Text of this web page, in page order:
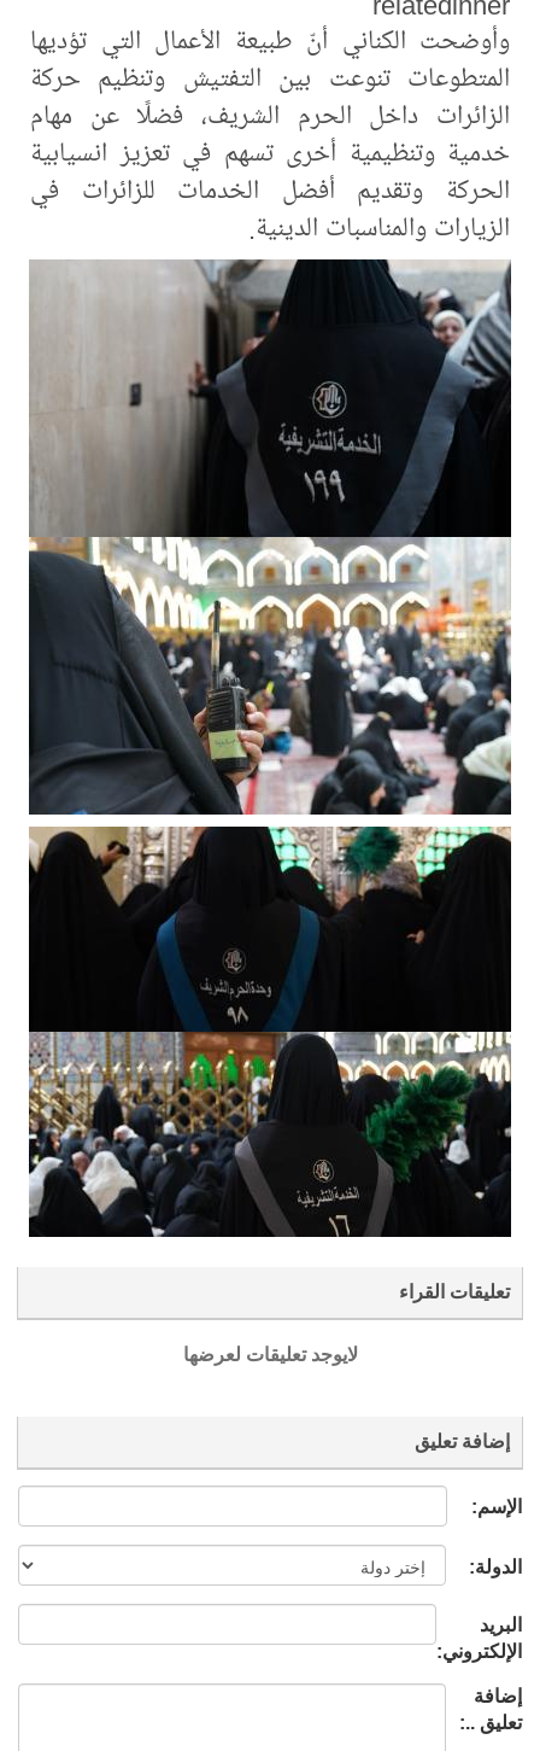
وأوضحت الكناني أنّ طبيعة الأعمال التي تؤديها
المتطوعات تنوعت بين التفتيش وتنظيم حركة
الزائرات داخل الحرم الشريف، فضلًا عن مهام
خدمية وتنظيمية أخرى تسهم في تعزيز انسيابية
الحركة وتقديم أفضل الخدمات للزائرات في
الزيارات والمناسبات الدينية.
تعليقات القراء
لايوجد تعليقات لعرضها
إضافة تعليق
الإسم:
الدولة:
البريد
الإلكتروني:
إضافة
تعليق ..: